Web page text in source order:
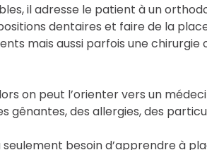
il adresse le patient à un
dentaires et faire de la
mais aussi parfois une
on peut l’orienter vers un
gênantes, des allergies, des
seulement besoin d’apprendre à